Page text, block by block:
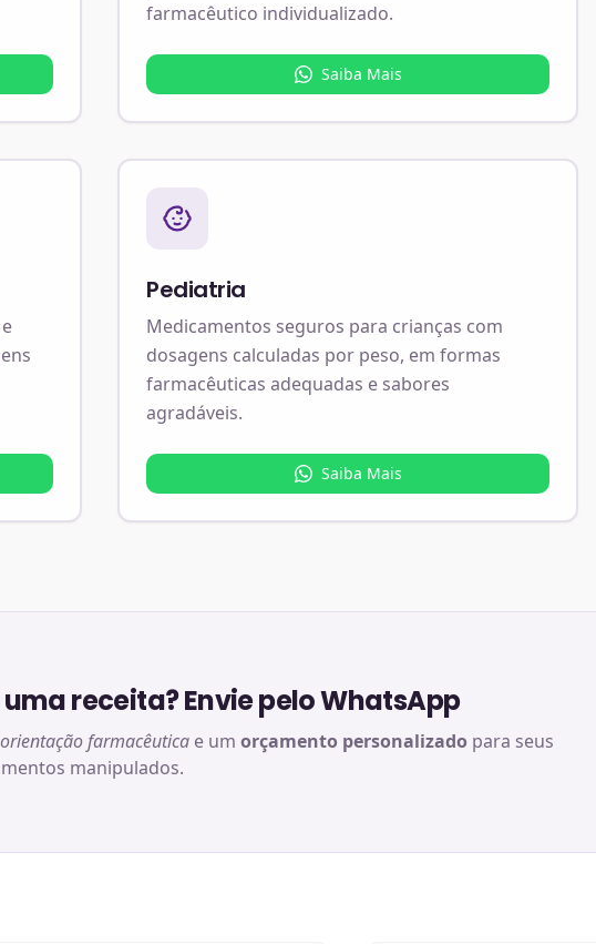
farmacêutico individualizado.
Saiba Mais
Pediatria
Medicamentos seguros para crianças com
dosagens calculadas por peso, em formas
farmacêuticas adequadas e sabores
agradáveis.
Saiba Mais
receita? Envie pelo WhatsApp
farmacêutica e um orçamento personalizado para seus
manipulados.